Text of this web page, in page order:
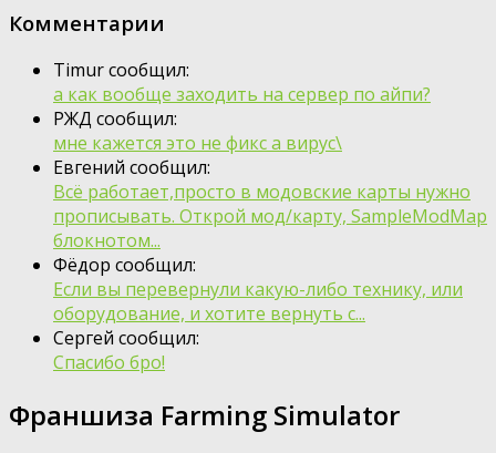
Комментарии
Timur сообщил:
а как вообще заходить на сервер по айпи?
РЖД сообщил:
мне кажется это не фикс а вирус\
Евгений сообщил:
Всё работает,просто в модовские карты нужно
прописывать. Открой мод/карту, SampleModMap
блокнотом...
Фёдор сообщил:
Если вы перевернули какую-либо технику, или
оборудование, и хотите вернуть с...
Сергей сообщил:
Спасибо бро!
Франшиза Farming Simulator